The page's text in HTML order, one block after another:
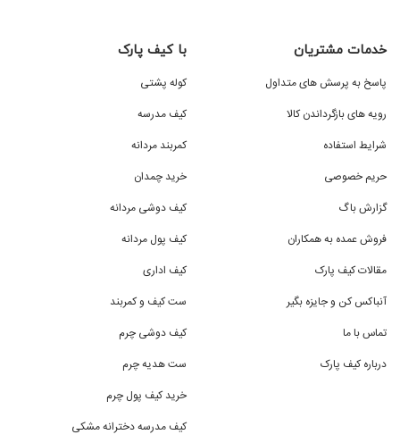
خدمات مشتریان
پاسخ به پرسش های متداول
رویه های بازگرداندن کالا
شرایط استفاده
حریم خصوصی
گزارش باگ
فروش عمده به همکاران
مقالات کیف پارک
آنباکس کن و جایزه بگیر
تماس با ما
درباره کیف پارک
با کیف پارک
کوله پشتی
کیف مدرسه
کمربند مردانه
خرید چمدان
کیف دوشی مردانه
کیف پول مردانه
کیف اداری
ست کیف و کمربند
کیف دوشی چرم
ست هدیه چرم
خرید کیف پول چرم
کیف مدرسه دخترانه مشکی